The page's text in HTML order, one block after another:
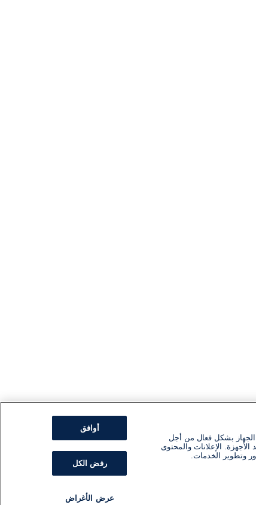
بشكل فعال من أجل
الإعلانات والمحتوى
وتطوير الخدمات.
أوافق
رفض الكل
عرض الأغراض